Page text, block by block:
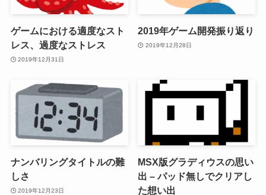
ゲームにおける適度なスト
レス、過度なストレス
2019年12月31日
2019年ゲーム開発振り返り
2019年12月28日
ナンバリングタイトルの難
しさ
2019年12月23日
MSX版グラディウスの思い
出 – パッド無しでクリアし
た想い出